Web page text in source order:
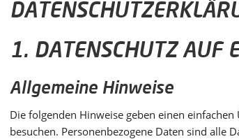
1. DATENSCHUTZ AUF
Allgemeine Hinweise
Die folgenden Hinweise geben einen
besuchen. Personenbezogene Daten sind